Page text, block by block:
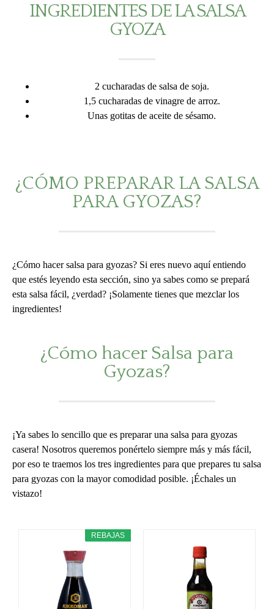
INGREDIENTES DE LA SALSA
GYOZA
2 cucharadas de salsa de soja.
1,5 cucharadas de vinagre de arroz.
Unas gotitas de aceite de sésamo.
¿CÓMO PREPARAR LA SALSA
PARA GYOZAS?
¿Cómo hacer salsa para gyozas? Si eres nuevo aquí entiendo
que estés leyendo esta sección, sino ya sabes como se prepará
esta salsa fácil, ¿verdad? ¡Solamente tienes que mezclar los
ingredientes!
¿Cómo hacer Salsa para
Gyozas?
¡Ya sabes lo sencillo que es preparar una salsa para gyozas
casera! Nosotros queremos ponértelo siempre más y más fácil,
por eso te traemos los tres ingredientes para que prepares tu salsa
para gyozas con la mayor comodidad posible. ¡Échales un
vistazo!
REBAJAS